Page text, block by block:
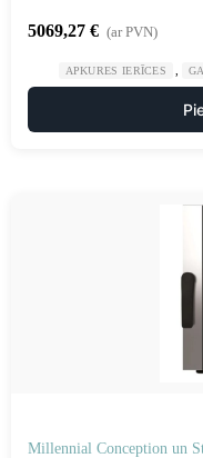
5069,27 € (ar PVN)
APKURES IERĪCES
Millennial Conception un